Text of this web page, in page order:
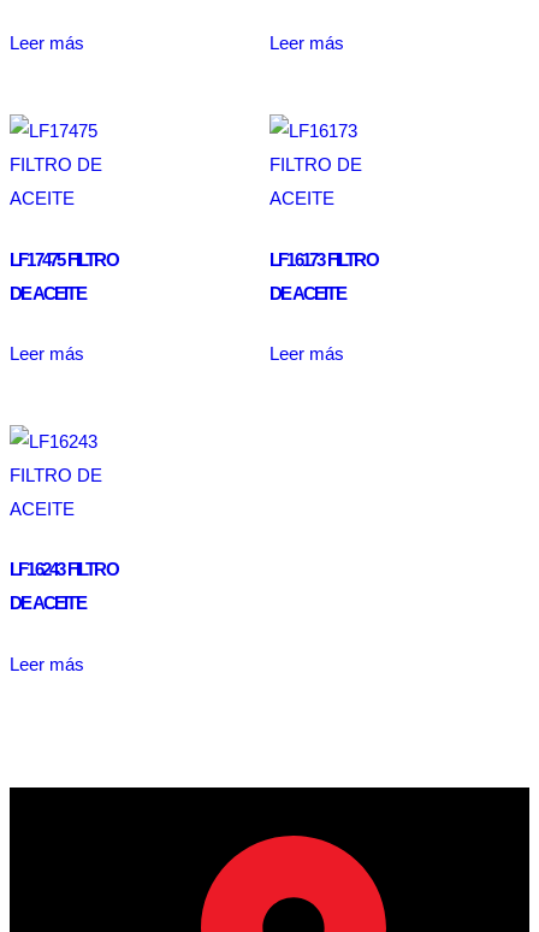
Leer más Leer más
LF17475 FILTRO
DE ACEITE
Leer más
LF16173 FILTRO
DE ACEITE
Leer más
LF16243 FILTRO
DE ACEITE
Leer más